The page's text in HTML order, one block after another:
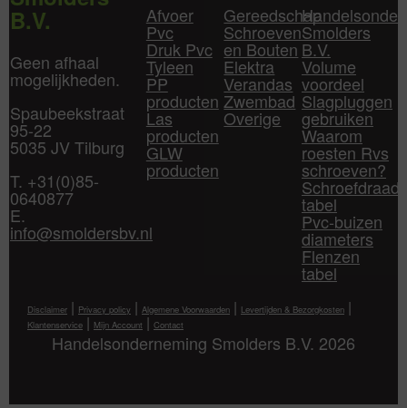
B.V.
Geen afhaal
mogelijkheden.
Spaubeekstraat
95-22
5035 JV Tilburg
T. +31(0)85-
0640877
E.
info@smoldersbv.nl
Afvoer
Pvc
Druk Pvc
Tyleen
PP
producten
Las
producten
GLW
producten
Gereedschap
Schroeven
en Bouten
Elektra
Verandas
Zwembad
Overige
Smolders
B.V.
Volume
voordeel
Slagpluggen
gebruiken
Waarom
roesten Rvs
schroeven?
Schroefdraad
tabel
Pvc-buizen
diameters
Flenzen
tabel
Disclaimer | Privacy policy | Algemene Voorwaarden | Levertijden & Bezorgkosten |
Klantenservice | Mijn Account | Contact
Handelsonderneming Smolders B.V. 2026